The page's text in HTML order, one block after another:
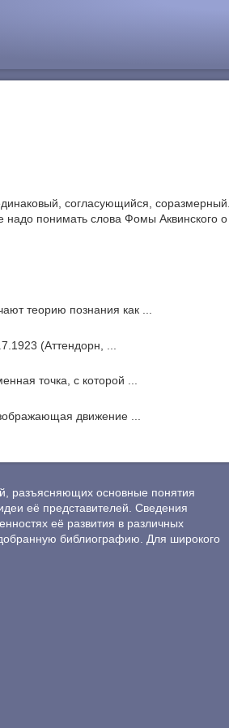
согласующийся,
понимать слова Фомы Аквинского
теорию познания как ...
(Аттендорн, ...
точка, с которой ...
движение ...
разъясняющих основные понятия
её представителей. Сведения
её развития в различных
библиографию. Для широкого